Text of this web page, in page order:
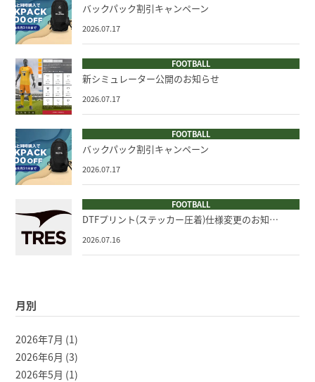
バックパック割引キャンペーン
2026.07.17
FOOTBALL
新シミュレーター公開のお知らせ
2026.07.17
FOOTBALL
バックパック割引キャンペーン
2026.07.17
FOOTBALL
DTFプリント(ステッカー圧着)仕様変更のお知…
2026.07.16
月別
2026年7月 (1)
2026年6月 (3)
2026年5月 (1)